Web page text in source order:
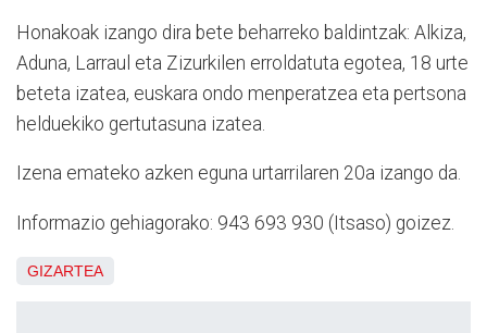
Honakoak izango dira bete beharreko baldintzak: Alkiza,
Aduna, Larraul eta Zizurkilen erroldatuta egotea, 18 urte
beteta izatea, euskara ondo menperatzea eta pertsona
helduekiko gertutasuna izatea.
Izena emateko azken eguna urtarrilaren 20a izango da.
Informazio gehiagorako: 943 693 930 (Itsaso) goizez.
GIZARTEA